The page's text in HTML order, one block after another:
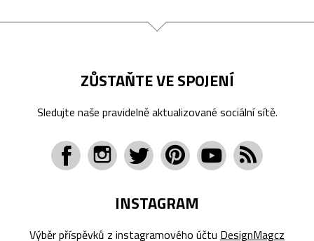
ZŮSTAŇTE VE SPOJENÍ
Sledujte naše pravidelně aktualizované sociální sítě.
INSTAGRAM
Výběr příspěvků z instagramového účtu DesignMagcz